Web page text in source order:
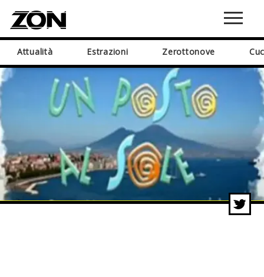
Attualità Estrazioni Zerottonove